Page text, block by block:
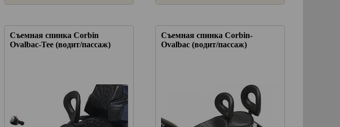
Съемная спинка Corbin
Ovalbac-Tee (водит/пассаж)
Съемная спинка Corbin-
Ovalbac (водит/пассаж)